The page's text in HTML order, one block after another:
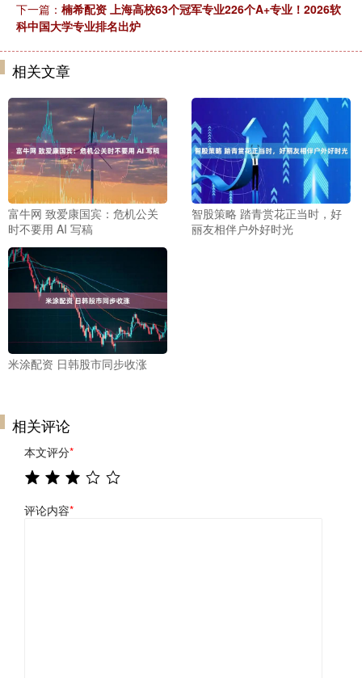
下一篇： 楠希配资 上海高校63个冠军专业226个A+专业！2026软
科中国大学专业排名出炉
相关文章
富牛网 致爱康国宾：危机公关
时不要用 AI 写稿
智股策略 踏青赏花正当时，好
丽友相伴户外好时光
米涂配资 日韩股市同步收涨
相关评论
本文评分*
评论内容*